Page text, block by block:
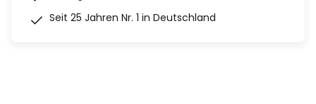
Seit 25 Jahren Nr. 1 in Deutschland